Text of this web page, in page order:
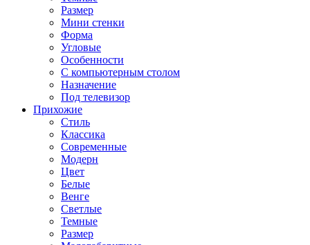
Размер
Мини стенки
Форма
Угловые
Особенности
С компьютерным столом
Назначение
Под телевизор
Прихожие
Стиль
Классика
Современные
Модерн
Цвет
Белые
Венге
Светлые
Темные
Размер